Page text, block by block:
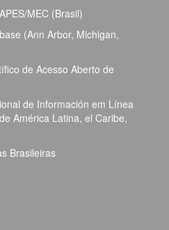
MEC (Brasil)
(Ann Arbor, Michigan,
de Acesso Aberto de
de Información em Línea
América Latina, el Caribe,
Brasileiras